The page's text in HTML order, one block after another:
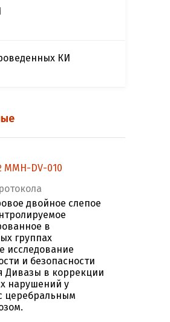
КИ
DV-010
двойное слепое
в
группах
исследование
и безопасности
Дивазы в коррекции
нарушений у
церебральным